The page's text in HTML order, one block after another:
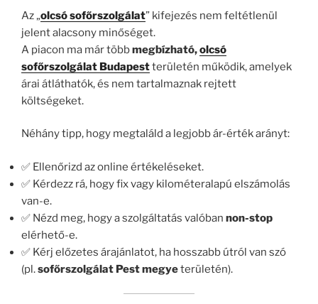
Az „olcsó sofőrszolgálat” kifejezés nem feltétlenül
jelent alacsony minőséget.
A piacon ma már többmegbízható,olcsó
sofőrszolgálat Budapestterületén működik, amelyek
árai átláthatók, és nem tartalmaznak rejtett
költségeket.
Néhány tipp, hogy megtaláld a legjobb ár-érték arányt:
✅ Ellenőrizd az online értékeléseket.
✅ Kérdezz rá, hogy fix vagy kilométeralapú elszámolás
van-e.
✅ Nézd meg, hogy a szolgáltatás valóban non-stop
elérhető-e.
✅ Kérj előzetes árajánlatot, ha hosszabb útról van szó
(pl.sofőrszolgálat Pest megyeterületén).